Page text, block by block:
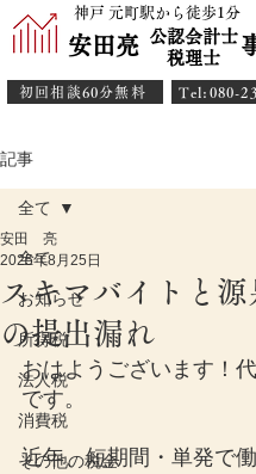
神戸 元町駅から徒歩1分
安田亮 事
公認会計士
​税理士
初回相談60分無料 ​Tel:080-
記事
全て
お知らせ
所得税
法人税
消費税
その他の税金
全て
スキマバイトと
の提出漏れ
安田 亮
2025年8月25日
おはようございます！
です。
近年、短期間・単発で